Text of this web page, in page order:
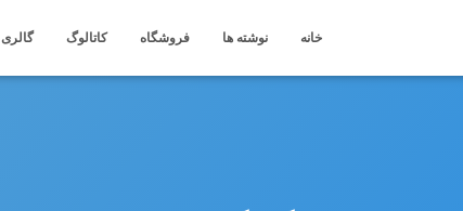
خانه نوشته ها فروشگاه کاتالوگ گالری